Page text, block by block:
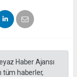
Haber Ajansı
tüm haberler,